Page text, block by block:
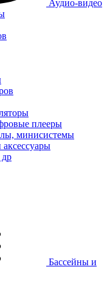
Аудио-видео
плееры
минисистемы
Бассейны и